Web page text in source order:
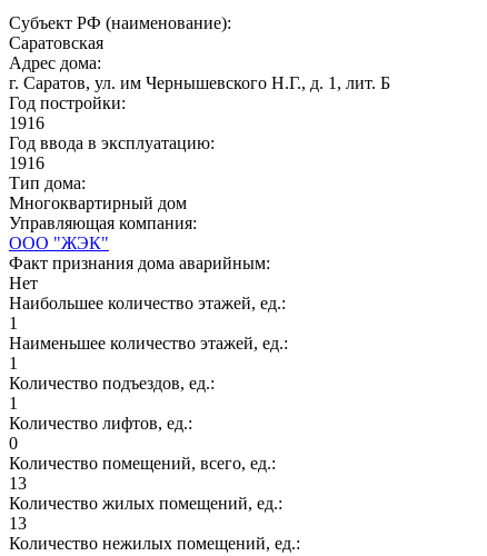
Субъект РФ (наименование):
Саратовская
Адрес дома:
г. Саратов, ул. им Чернышевского Н.Г., д. 1, лит. Б
Год постройки:
1916
Год ввода в эксплуатацию:
1916
Тип дома:
Многоквартирный дом
Управляющая компания:
ООО "ЖЭК"
Факт признания дома аварийным:
Нет
Наибольшее количество этажей, ед.:
1
Наименьшее количество этажей, ед.:
1
Количество подъездов, ед.:
1
Количество лифтов, ед.:
0
Количество помещений, всего, ед.:
13
Количество жилых помещений, ед.:
13
Количество нежилых помещений, ед.: